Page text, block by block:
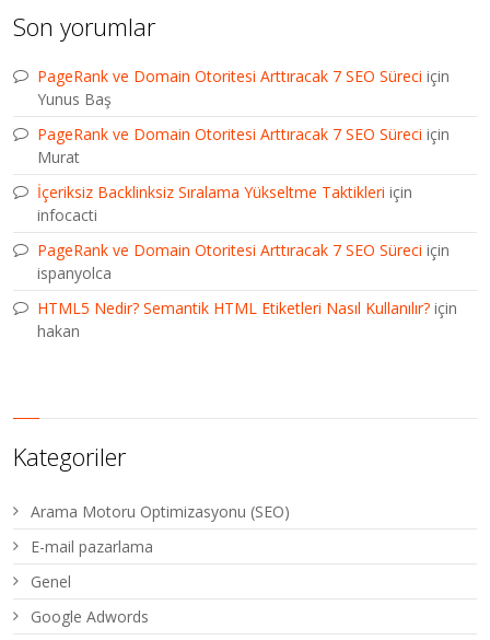
Son yorumlar
PageRank ve Domain Otoritesi Arttıracak 7 SEO Süreci için
Yunus Baş
PageRank ve Domain Otoritesi Arttıracak 7 SEO Süreci için
Murat
İçeriksiz Backlinksiz Sıralama Yükseltme Taktikleri için
infocacti
PageRank ve Domain Otoritesi Arttıracak 7 SEO Süreci için
ispanyolca
HTML5 Nedir? Semantik HTML Etiketleri Nasıl Kullanılır? için
hakan
Kategoriler
Arama Motoru Optimizasyonu (SEO)
E-mail pazarlama
Genel
Google Adwords